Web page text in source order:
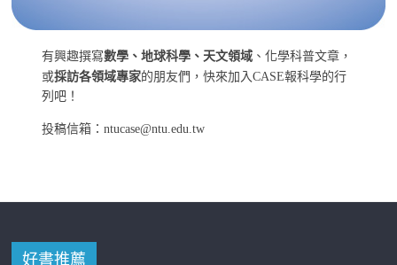
有興趣撰寫數學、地球科學、天文領域 、化學科普文章，
或採訪各領域專家的朋友們，快來加入CASE報科學的行
列吧！
投稿信箱：ntucase@ntu.edu.tw
好書推薦